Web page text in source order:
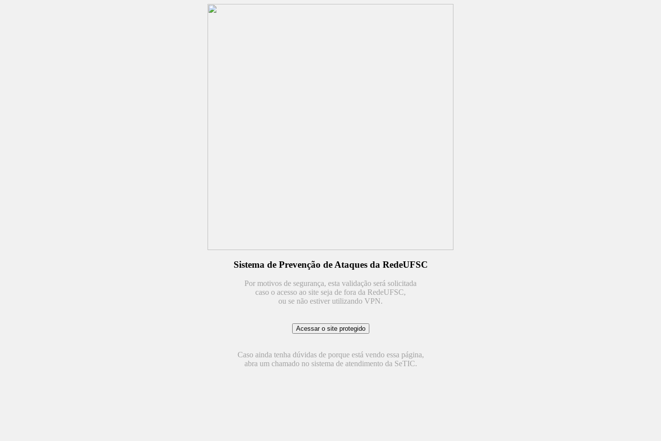
Sistema de Prevenção de Ataques da RedeUFSC
Por motivos de segurança, esta validação será solicitada
caso o acesso ao site seja de fora da RedeUFSC,
ou se não estiver utilizando VPN.
Caso ainda tenha dúvidas de porque está vendo essa página,
abra um chamado no sistema de atendimento da SeTIC.